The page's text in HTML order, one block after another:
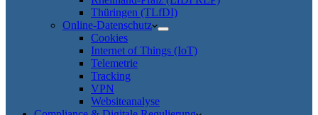
Thüringen (TLfDI)
Online-Datenschutz
Cookies
Internet of Things (IoT)
Telemetrie
Tracking
VPN
Websiteanalyse